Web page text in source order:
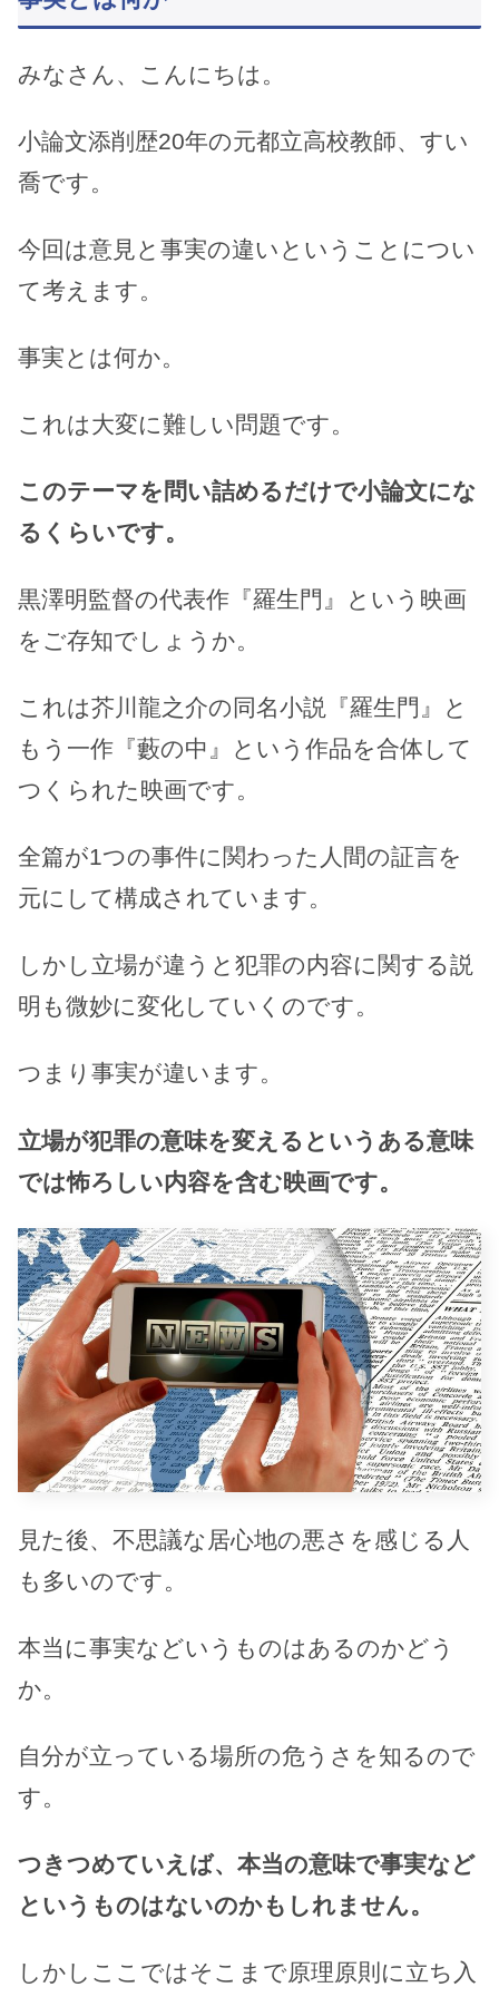
みなさん、こんにちは。
小論文添削歴20年の元都立高校教師、すい
喬です。
今回は意見と事実の違いということについ
て考えます。
事実とは何か。
これは大変に難しい問題です。
このテーマを問い詰めるだけで小論文にな
るくらいです。
黒澤明監督の代表作『羅生門』という映画
をご存知でしょうか。
これは芥川龍之介の同名小説『羅生門』と
もう一作『藪の中』という作品を合体して
つくられた映画です。
全篇が1つの事件に関わった人間の証言を
元にして構成されています。
しかし立場が違うと犯罪の内容に関する説
明も微妙に変化していくのです。
つまり事実が違います。
立場が犯罪の意味を変えるというある意味
では怖ろしい内容を含む映画です。
見た後、不思議な居心地の悪さを感じる人
も多いのです。
本当に事実などいうものはあるのかどう
か。
自分が立っている場所の危うさを知るので
す。
つきつめていえば、本当の意味で事実など
というものはないのかもしれません。
しかしここではそこまで原理原則に立ち入